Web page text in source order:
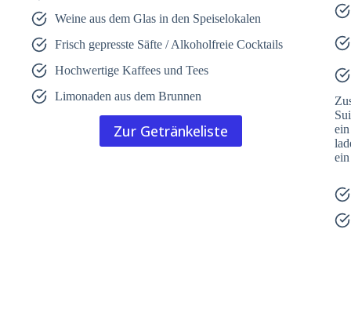
Weine aus dem Glas in den Speiselokalen
Frisch gepresste Säfte / Alkoholfreie Cocktails
Hochwertige Kaffees und Tees
Limonaden aus dem Brunnen
Zur Getränkeliste